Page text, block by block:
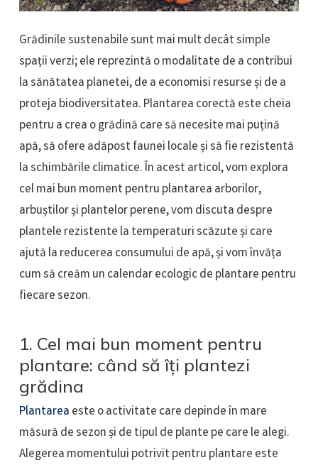
Grădinile sustenabile sunt mai mult decât simple
spații verzi; ele reprezintă o modalitate de a contribui
la sănătatea planetei, de a economisi resurse și de a
proteja biodiversitatea. Plantarea corectă este cheia
pentru a crea o grădină care să necesite mai puțină
apă, să ofere adăpost faunei locale și să fie rezistentă
la schimbările climatice. În acest articol, vom explora
cel mai bun moment pentru plantarea arborilor,
arbuștilor și plantelor perene, vom discuta despre
plantele rezistente la temperaturi scăzute și care
ajută la reducerea consumului de apă, și vom învăța
cum să creăm un calendar ecologic de plantare pentru
fiecare sezon.
1. Cel mai bun moment pentru
plantare: când să îți plantezi
grădina
Plantarea este o activitate care depinde în mare
măsură de sezon și de tipul de plante pe care le alegi.
Alegerea momentului potrivit pentru plantare este